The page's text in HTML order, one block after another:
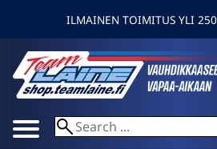
ILMAINEN TOIMITUS YLI